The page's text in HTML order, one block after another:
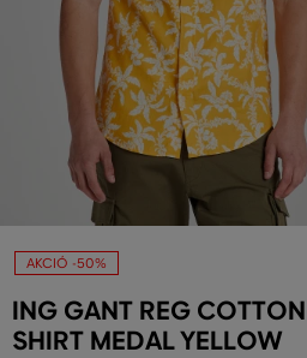
AKCIÓ -50%
ING GANT REG
SHIRT MEDAL YELLOW